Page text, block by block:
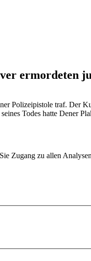
ermordeten
Polizeipistole traf. Der
Todes hatte Dener
Zugang zu allen